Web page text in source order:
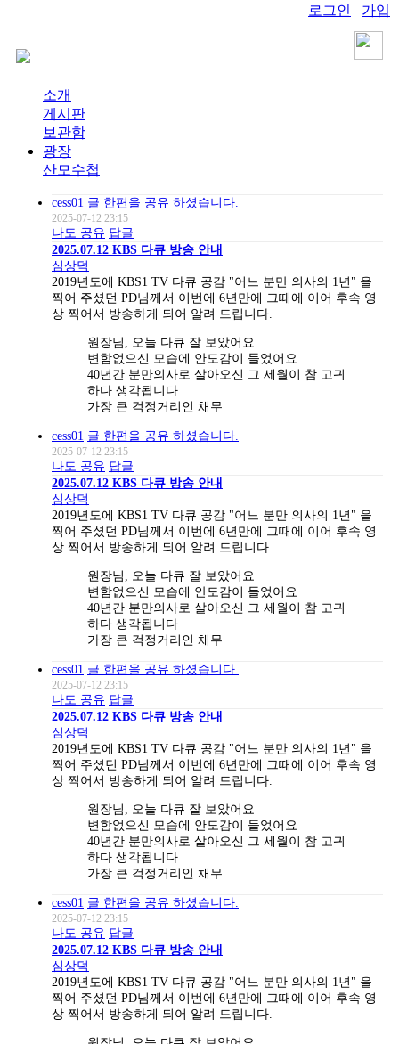
로그인 가입
소개
게시판
보관함
광장
산모수첩
cess01 글 한편을 공유 하셨습니다.
2025-07-12 23:15
나도 공유 답글
2025.07.12 KBS 다큐 방송 안내
심상덕
2019년도에 KBS1 TV 다큐 공감 "어느 분만 의사의 1년" 을
찍어 주셨던 PD님께서 이번에 6년만에 그때에 이어 후속 영
상 찍어서 방송하게 되어 알려 드립니다.
원장님, 오늘 다큐 잘 보았어요
변함없으신 모습에 안도감이 들었어요
40년간 분만의사로 살아오신 그 세월이 참 고귀
하다 생각됩니다
가장 큰 걱정거리인 채무
cess01 글 한편을 공유 하셨습니다.
2025-07-12 23:15
나도 공유 답글
2025.07.12 KBS 다큐 방송 안내
심상덕
2019년도에 KBS1 TV 다큐 공감 "어느 분만 의사의 1년" 을
찍어 주셨던 PD님께서 이번에 6년만에 그때에 이어 후속 영
상 찍어서 방송하게 되어 알려 드립니다.
원장님, 오늘 다큐 잘 보았어요
변함없으신 모습에 안도감이 들었어요
40년간 분만의사로 살아오신 그 세월이 참 고귀
하다 생각됩니다
가장 큰 걱정거리인 채무
cess01 글 한편을 공유 하셨습니다.
2025-07-12 23:15
나도 공유 답글
2025.07.12 KBS 다큐 방송 안내
심상덕
2019년도에 KBS1 TV 다큐 공감 "어느 분만 의사의 1년" 을
찍어 주셨던 PD님께서 이번에 6년만에 그때에 이어 후속 영
상 찍어서 방송하게 되어 알려 드립니다.
원장님, 오늘 다큐 잘 보았어요
변함없으신 모습에 안도감이 들었어요
40년간 분만의사로 살아오신 그 세월이 참 고귀
하다 생각됩니다
가장 큰 걱정거리인 채무
cess01 글 한편을 공유 하셨습니다.
2025-07-12 23:15
나도 공유 답글
2025.07.12 KBS 다큐 방송 안내
심상덕
2019년도에 KBS1 TV 다큐 공감 "어느 분만 의사의 1년" 을
찍어 주셨던 PD님께서 이번에 6년만에 그때에 이어 후속 영
상 찍어서 방송하게 되어 알려 드립니다.